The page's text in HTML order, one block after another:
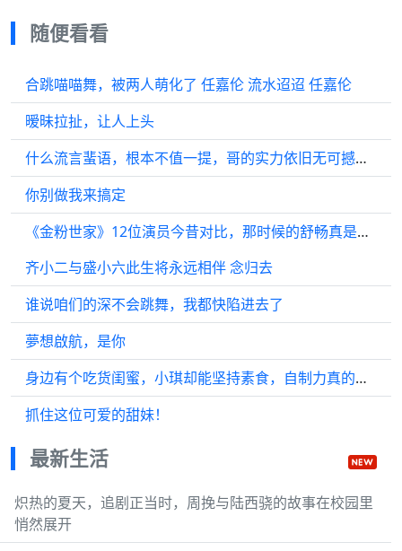
随便看看
合跳喵喵舞，被两人萌化了 任嘉伦 流水迢迢 任嘉伦
暧昧拉扯，让人上头
什么流言蜚语，根本不值一提，哥的实力依旧无可撼动！
你别做我来搞定
《金粉世家》12位演员今昔对比，那时候的舒畅真是清纯可爱
齐小二与盛小六此生将永远相伴 念归去
谁说咱们的深不会跳舞，我都快陷进去了
夢想啟航，是你
身边有个吃货闺蜜，小琪却能坚持素食，自制力真的令人佩服！
抓住这位可爱的甜妹！
最新生活
炽热的夏天，追剧正当时，周挽与陆西骁的故事在校园里
悄然展开